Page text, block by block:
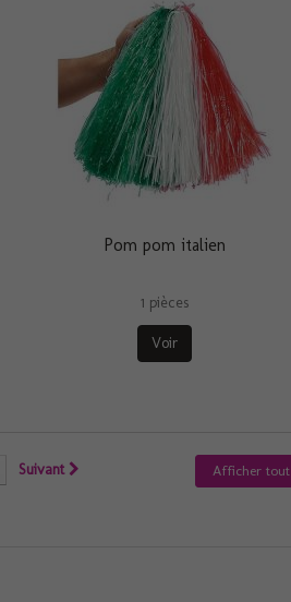
Pom pom italien
1 pièces
Voir
Afficher tout
Suivant